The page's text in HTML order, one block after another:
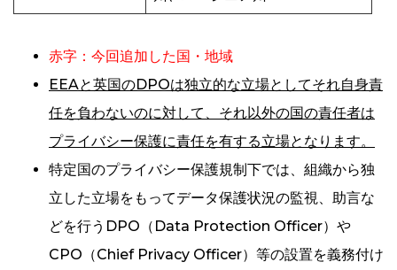
赤字： 今回追加した国・地域
EEAと英国のDPOは独立的な立場としてそれ自身責
任を負わないのに対して、それ以外の国の責任者は
プライバシー保護に責任を有する立場となります。
特定国のプライバシー保護規制下では、組織から独
立した立場をもってデータ保護状況の監視、助言な
どを行うDPO（Data Protection Officer）や
CPO（Chief Privacy Officer）等の設置を義務付け